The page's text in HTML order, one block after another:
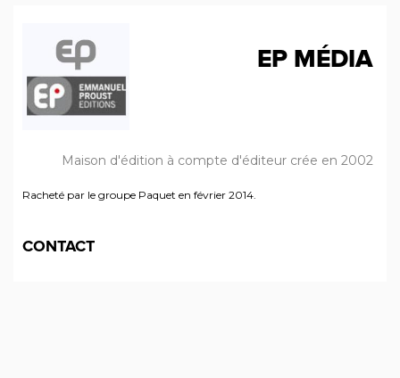
EP MÉDIA
Maison d'édition à compte d'éditeur crée en 2002
Racheté par le groupe Paquet en février 2014.
CONTACT